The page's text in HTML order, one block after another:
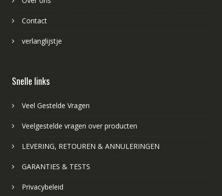
Contact
verlanglijstje
Snelle links
Veel Gestelde Vragen
Veelgestelde vragen over producten
LEVERING, RETOUREN & ANNULERINGEN
GARANTIES & TESTS
Privacybeleid